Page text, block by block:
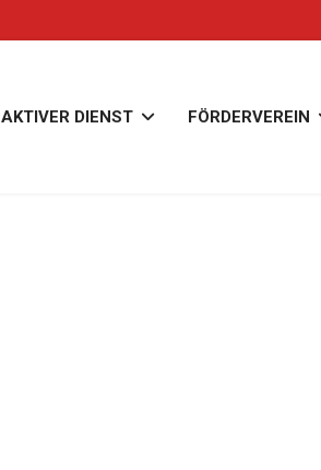
AKTIVER DIENST FÖRDERVEREIN